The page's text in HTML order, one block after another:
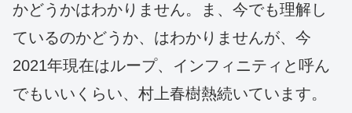
かどうかはわかりません。ま、今でも理解し
ているのかどうか、はわかりませんが、今
2021年現在はループ、インフィニティと呼ん
でもいいくらい、村上春樹熱続いています。